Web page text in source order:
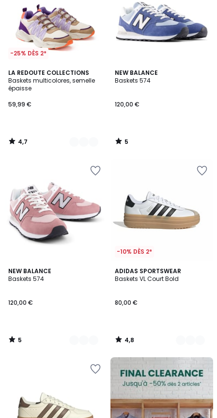
-25% DÈS 2*
LA REDOUTE COLLECTIONS
Baskets multicolores, semelle
épaisse
€.
59,99 €
4,7
/ 5
2
Couleurs
4,7
/
NEW BALANCE
Baskets 574
120,00 €
5
/
5
/
NEW BALANCE
Baskets 574
120,00 €
5
/
2
Couleurs
5
/
-10% DÈS 2*
ADIDAS SPORTSWEAR
Baskets VL Court Bold
80,00 €
4,8
/ 5
4
Couleurs
4,8
/
FINAL
CLEARANCE